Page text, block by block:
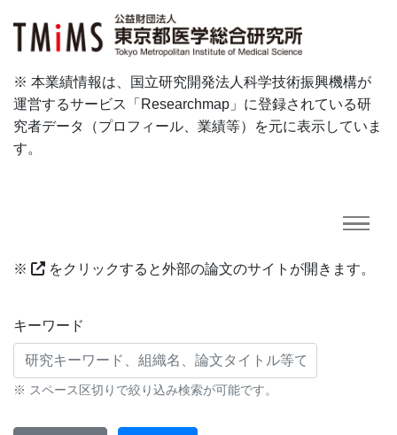
※ 本業績情報は、国立研究開発法人科学技術振興機構が
運営するサービス「Researchmap」に登録されている研
究者データ（プロフィール、業績等）を元に表示していま
す。
※ をクリックすると外部の論文のサイトが開きます。
研究業績に対する検索条件
キーワード
※ スペース区切りで絞り込み検索が可能です。